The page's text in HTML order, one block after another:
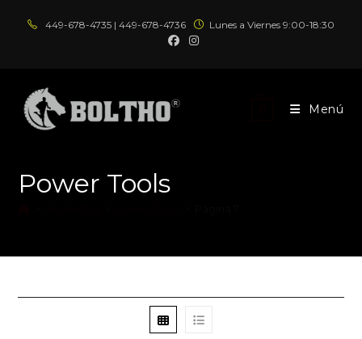
449-678-4735 | 449-678-4736 Lunes a Viernes 9:00-18:30
Menú
Power Tools